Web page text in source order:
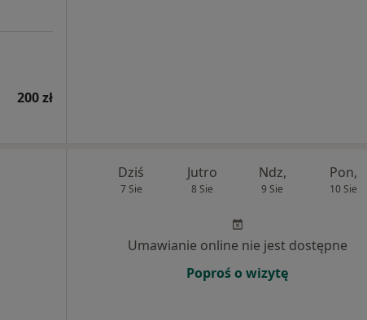
200 zł
Dziś
7 Sie
Jutro
8 Sie
Ndz,
9 Sie
Pon,
10 Sie
Umawianie online nie jest dostępne
Poproś o wizytę